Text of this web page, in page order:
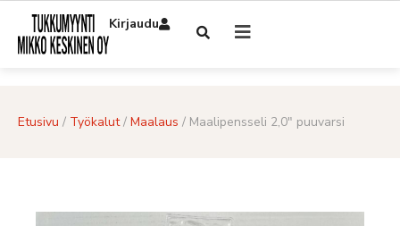
Kirjaudu
Etusivu / Työkalut/ Maalaus / Maalipensseli 2,0″ puuvarsi